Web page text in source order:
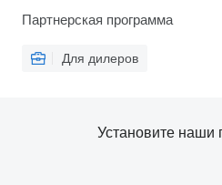
Партнерская программа
Для дилеров
Установите наши